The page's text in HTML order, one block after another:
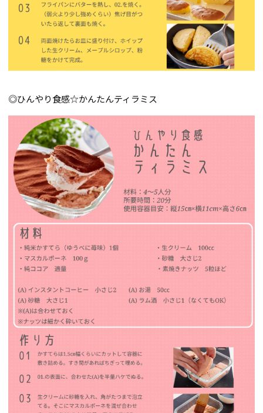
◎ひんやり食感☆かんたんティラミス